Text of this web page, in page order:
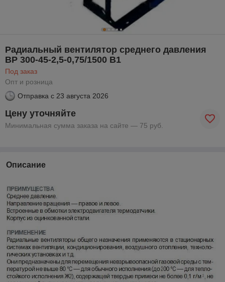
Радиальный вентилятор среднего давления
ВР 300-45-2,5-0,75/1500 В1
Под заказ
Опт и розница
Отправка с 23 августа 2026
Цену уточняйте
Минимальная сумма заказа на сайте — 75 руб.
Описание